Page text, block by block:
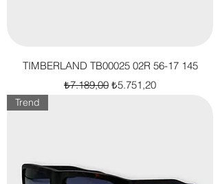
TIMBERLAND TB00025 02R 56-17 145
Normal Fiyat
₺7.189,00 İndirimli Fiyat
₺5.751,20
Trend